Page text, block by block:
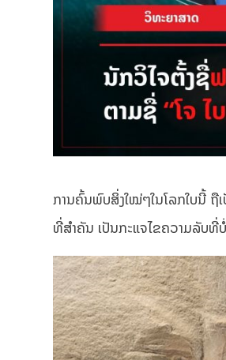
ການຄົ້ນພົບສິ່ງໃໝ່ໆໃນໂລກໃບນີ້ ຖື
ທີ່ສຳຄັນ ເປັນກະແຈໄຂຄວາມລັບທີ່